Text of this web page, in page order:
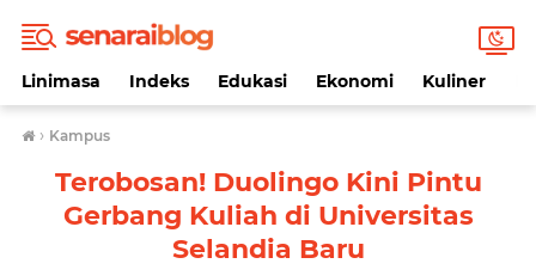
Linimasa Indeks Edukasi Ekonomi Kuliner
› Kampus
Terobosan! Duolingo Kini Pintu
Gerbang Kuliah di Universitas
Selandia Baru